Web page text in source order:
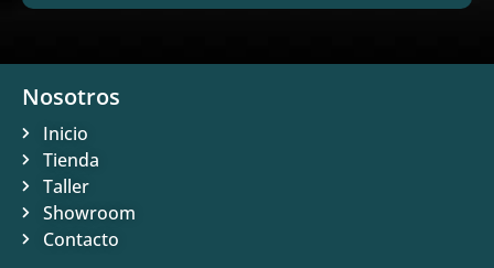
Nosotros
Inicio
Tienda
Taller
Showroom
Contacto